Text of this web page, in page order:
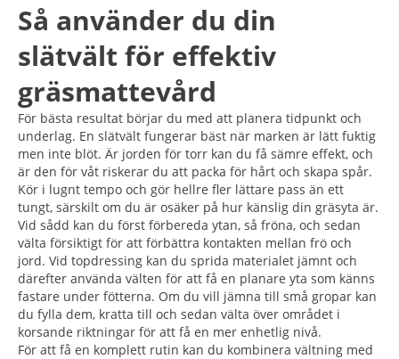
Så använder du din
slätvält för effektiv
gräsmattevård
För bästa resultat börjar du med att planera tidpunkt och
underlag. En slätvält fungerar bäst när marken är lätt fuktig
men inte blöt. Är jorden för torr kan du få sämre effekt, och
är den för våt riskerar du att packa för hårt och skapa spår.
Kör i lugnt tempo och gör hellre fler lättare pass än ett
tungt, särskilt om du är osäker på hur känslig din gräsyta är.
Vid sådd kan du först förbereda ytan, så fröna, och sedan
välta försiktigt för att förbättra kontakten mellan frö och
jord. Vid topdressing kan du sprida materialet jämnt och
därefter använda välten för att få en planare yta som känns
fastare under fötterna. Om du vill jämna till små gropar kan
du fylla dem, kratta till och sedan välta över området i
korsande riktningar för att få en mer enhetlig nivå.
För att få en komplett rutin kan du kombinera vältning med